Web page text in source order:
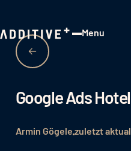
Menu
Google Ads Hotel
Armin Gögelezuletzt